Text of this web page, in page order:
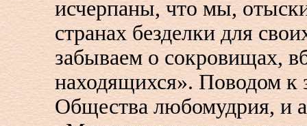
исчерпаны, что мы,
странах безделки для
забываем о сокровищах,
находящихся». Поводом к
Общества любомудрия, и